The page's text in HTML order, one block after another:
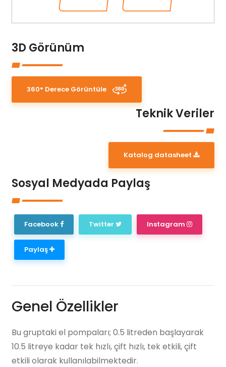
3D Görünüm
360° Derece Görüntüle
Teknik Veriler
Katalog datasheet
Sosyal Medyada Paylaş
Facebook Twitter Instagram
Paylaş
Genel Özellikler
Bu gruptaki el pompaları; 0.5 litreden başlayarak
10.5 litreye kadar tek hızlı, çift hızlı, tek etkili, çift
etkili olarak kullanılabilmektedir.